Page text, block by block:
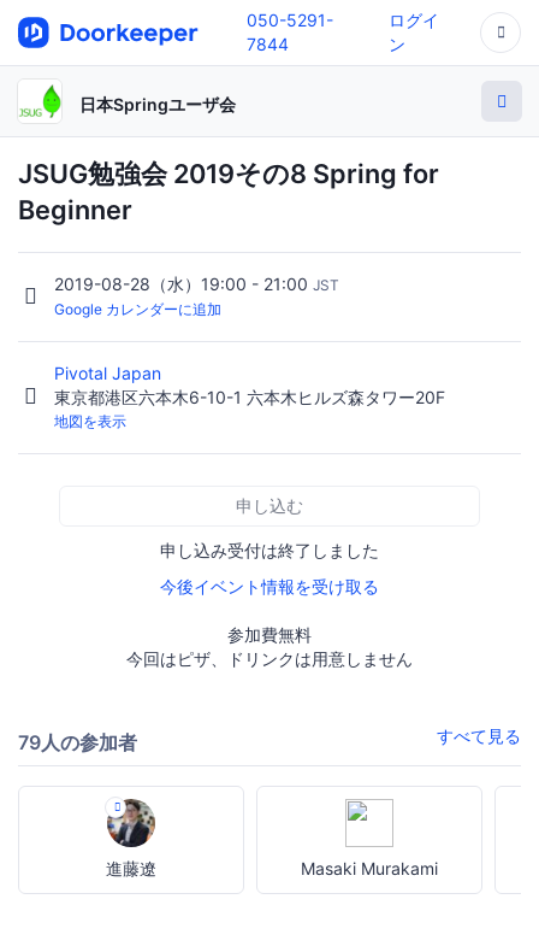
050-5291-
7844
ログイ
ン
日本Springユーザ会
JSUG勉強会 2019その8 Spring for
Beginner
2019-08-28（水）19:00 - 21:00 JST
Google カレンダーに追加
Pivotal Japan
東京都港区六本木6-10-1 六本木ヒルズ森タワー20F
地図を表示
申し込む
申し込み受付は終了しました
今後イベント情報を受け取る
参加費無料
今回はピザ、ドリンクは用意しません
79人の参加者 すべて見る
進藤遼 Masaki Murakami